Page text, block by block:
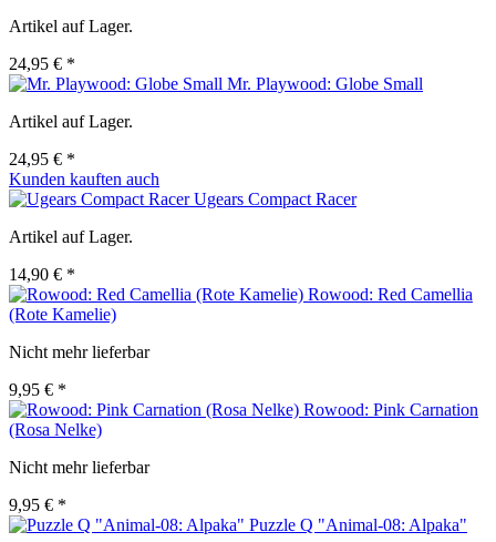
Artikel auf Lager.
24,95 € *
Mr. Playwood: Globe Small
Artikel auf Lager.
24,95 € *
Kunden kauften auch
Ugears Compact Racer
Artikel auf Lager.
14,90 € *
Rowood: Red Camellia
(Rote Kamelie)
Nicht mehr lieferbar
9,95 € *
Rowood: Pink Carnation
(Rosa Nelke)
Nicht mehr lieferbar
9,95 € *
Puzzle Q "Animal-08: Alpaka"